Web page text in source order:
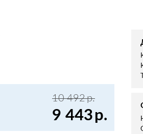
10 492р.
9 443р.